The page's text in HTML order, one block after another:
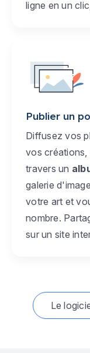
ligne en un
Publier un
Diffusez vos
vos créations,
travers un
galerie
votre art et
nombre.
sur un site
Le